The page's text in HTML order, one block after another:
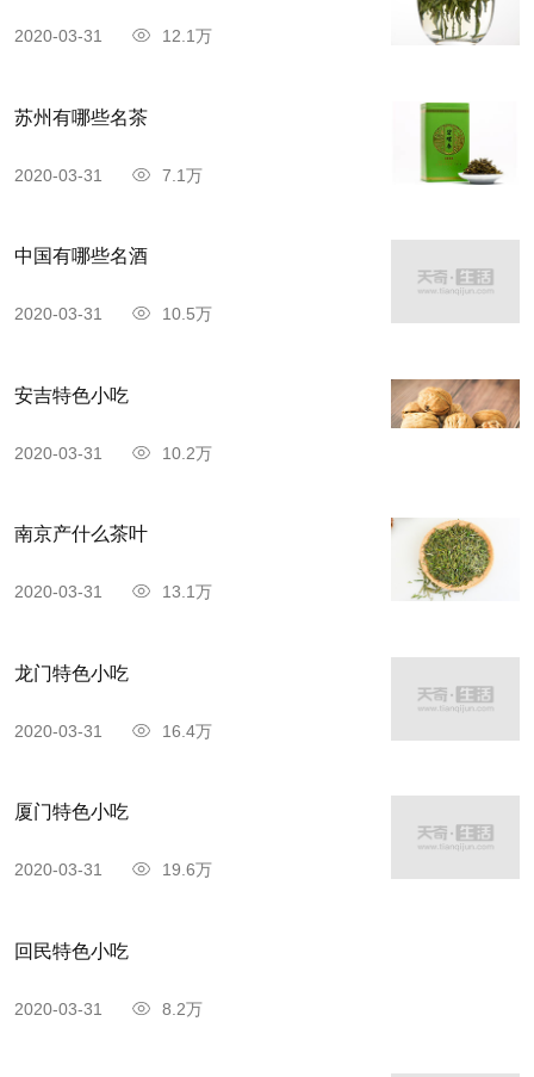
2020-03-31 12.1万
苏州有哪些名茶
2020-03-31 7.1万
中国有哪些名酒
2020-03-31 10.5万
安吉特色小吃
2020-03-31 10.2万
南京产什么茶叶
2020-03-31 13.1万
龙门特色小吃
2020-03-31 16.4万
厦门特色小吃
2020-03-31 19.6万
回民特色小吃
2020-03-31 8.2万